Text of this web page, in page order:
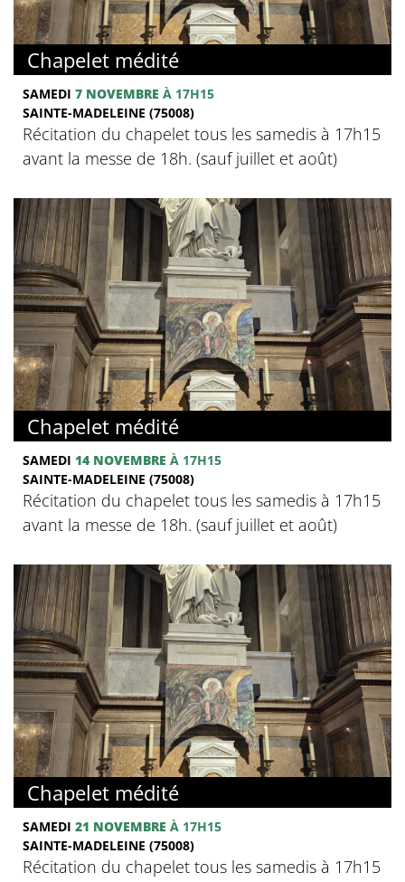
Chapelet médité
SAMEDI 7 NOVEMBRE À 17H15
SAINTE-MADELEINE (75008)
Récitation du chapelet tous les samedis à 17h15
avant la messe de 18h. (sauf juillet et août)
Chapelet médité
SAMEDI 14 NOVEMBRE À 17H15
SAINTE-MADELEINE (75008)
Récitation du chapelet tous les samedis à 17h15
avant la messe de 18h. (sauf juillet et août)
Chapelet médité
SAMEDI 21 NOVEMBRE À 17H15
SAINTE-MADELEINE (75008)
Récitation du chapelet tous les samedis à 17h15